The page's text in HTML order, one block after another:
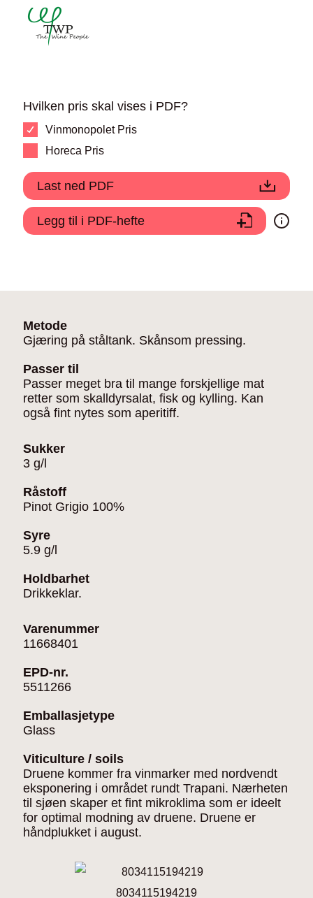
Hvilken pris skal vises i PDF?
Vinmonopolet Pris
Horeca Pris
Last ned PDF
Legg til i PDF-hefte
Metode
Gjæring på ståltank. Skånsom pressing.
Passer til
Passer meget bra til mange forskjellige mat
retter som skalldyrsalat, fisk og kylling. Kan
også fint nytes som aperitiff.
Sukker
3 g/l
Råstoff
Pinot Grigio 100%
Syre
5.9 g/l
Holdbarhet
Drikkeklar.
Varenummer
11668401
EPD-nr.
5511266
Emballasjetype
Glass
Viticulture / soils
Druene kommer fra vinmarker med nordvendt
eksponering i området rundt Trapani. Nærheten
til sjøen skaper et fint mikroklima som er ideelt
for optimal modning av druene. Druene er
håndplukket i august.
8034115194219